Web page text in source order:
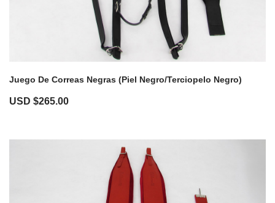
Juego De Correas Negras (Piel Negro/Terciopelo Negro)
USD $265.00